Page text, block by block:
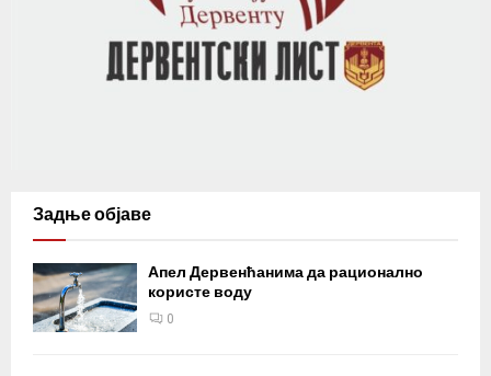
Задње објаве
Апел Дервенћанима да рационално
користе воду
0